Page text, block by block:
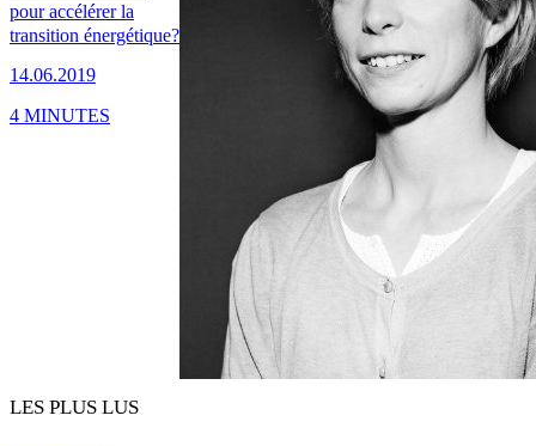
pour accélérer la
transition énergétique?
14.06.2019
4 MINUTES
LES PLUS LUS